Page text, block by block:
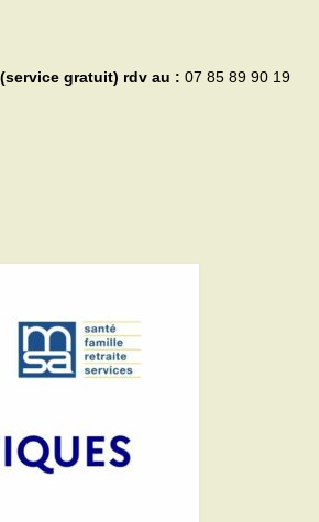
gratuit) rdv au : 07 85 89 90 19